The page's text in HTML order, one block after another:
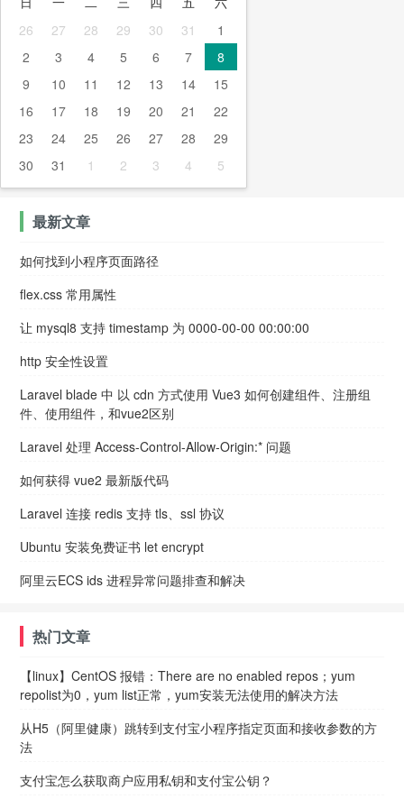
26
27 28 29 30 31
1
2
3 4 5 6 7
8
9
10 11 12 13 14
15
16
17 18 19 20 21
22
23
24 25 26 27 28
29
30
31 1 2 3 4 5
最新文章
如何找到小程序页面路径
flex.css 常用属性
让 mysql8 支持 timestamp 为 0000-00-00 00:00:00
http 安全性设置
Laravel blade 中 以 cdn 方式使用 Vue3 如何创建组件、注册组
件、使用组件，和vue2区别
Laravel 处理 Access-Control-Allow-Origin:* 问题
如何获得 vue2 最新版代码
Laravel 连接 redis 支持 tls、ssl 协议
Ubuntu 安装免费证书 let encrypt
阿里云ECS ids 进程异常问题排查和解决
热门文章
【linux】CentOS 报错：There are no enabled repos；yum
repolist为0，yum list正常，yum安装无法使用的解决方法
从H5（阿里健康）跳转到支付宝小程序指定页面和接收参数的方
法
支付宝怎么获取商户应用私钥和支付宝公钥？